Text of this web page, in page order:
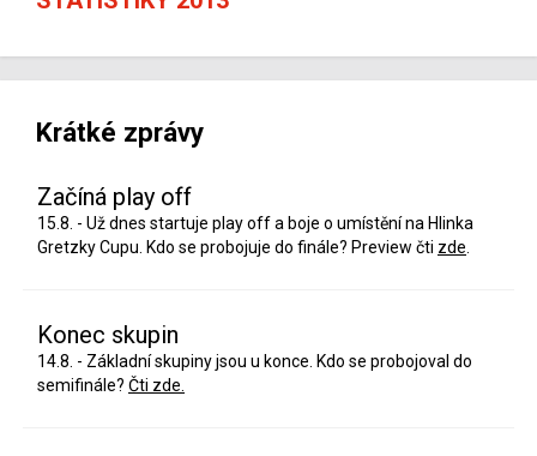
Krátké zprávy
Začíná play off
15.8. - Už dnes startuje play off a boje o umístění na Hlinka
Gretzky Cupu. Kdo se probojuje do finále? Preview čti zde
Konec skupin
14.8. - Základní skupiny jsou u konce. Kdo se probojoval do
semifinále? Čti zde.